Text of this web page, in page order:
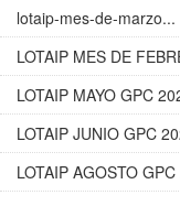
lotaip-mes-de-marzo...
LOTAIP MES DE
LOTAIP MAYO GPC
LOTAIP JUNIO GPC
LOTAIP AGOSTO